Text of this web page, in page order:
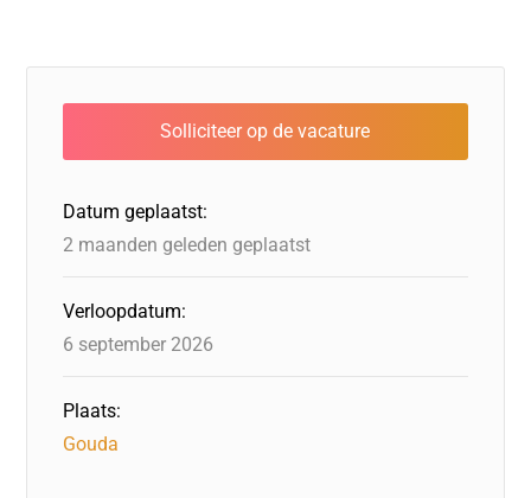
e
b
o
o
k
e
dI
n
o
d
o
n
a
d
s
s
A
p
l
Datum geplaatst:
2 maanden geleden geplaatst
Verloopdatum:
6 september 2026
Plaats:
Gouda